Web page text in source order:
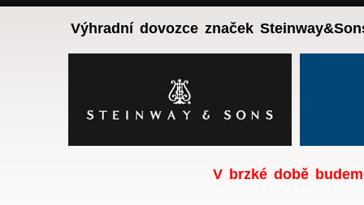
Výhradní dovozce značek
V brzké době